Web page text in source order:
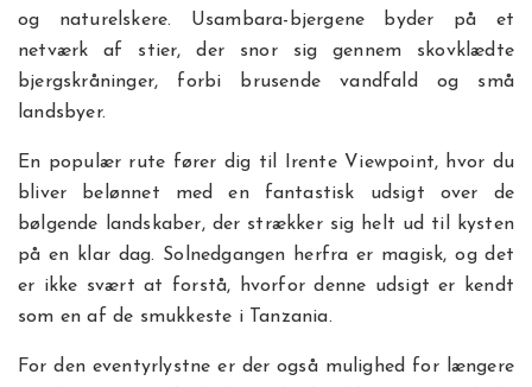
og naturelskere. Usambara-bjergene byder på et
netværk af stier, der snor sig gennem skovklædte
bjergskråninger, forbi brusende vandfald og små
landsbyer.
En populær rute fører dig til Irente Viewpoint, hvor du
bliver belønnet med en fantastisk udsigt over de
bølgende landskaber, der strækker sig helt ud til kysten
på en klar dag. Solnedgangen herfra er magisk, og det
er ikke svært at forstå, hvorfor denne udsigt er kendt
som en af de smukkeste i Tanzania.
For den eventyrlystne er der også mulighed for længere